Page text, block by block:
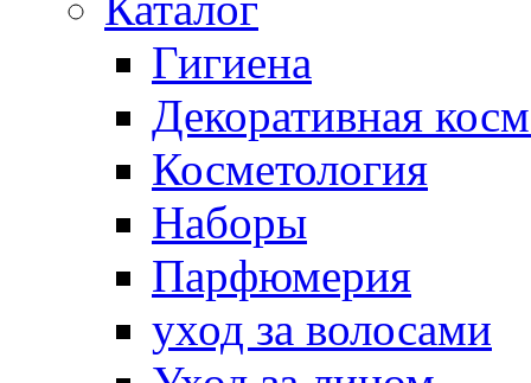
Гигиена
Декоративная
Косметология
Наборы
Парфюмерия
уход за волосами